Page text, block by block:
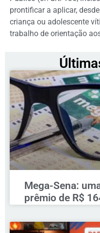
prontificar a aplicar,
criança ou adolescente
trabalho de orientação
Mega-Sena:
prêmio de R$